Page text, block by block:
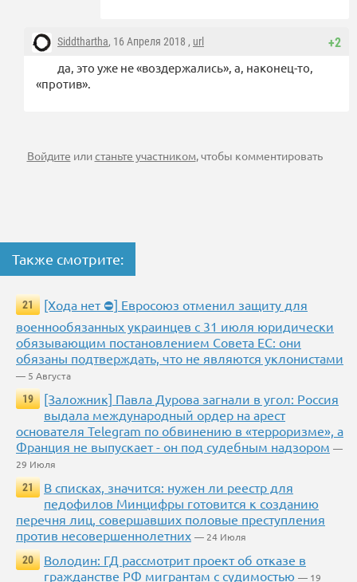
+2
Siddthartha, 16 Апреля 2018 , url
да, это уже не «воздержались», а, наконец-то,
«против».
Войдите илистаньте участником, чтобы комментировать
Также смотрите:
21
[Хода нет ⛔] Евросоюз отменил защиту для
военнообязанных украинцев с 31 июля юридически
обязывающим постановлением Совета ЕС: они
обязаны подтверждать, что не являются уклонистами
— 5 Августа
19
[Заложник] Павла Дурова загнали в угол: Россия
выдала международный ордер на арест
основателя Telegram по обвинению в «терроризме», а
Франция не выпускает - он под судебным надзором —
29 Июля
21
В списках, значится: нужен ли реестр для
педофилов Минцифры готовится к созданию
перечня лиц, совершавших половые преступления
против несовершеннолетних — 24 Июля
20
Володин: ГД рассмотрит проект об отказе в
гражданстве РФ мигрантам с судимостью — 19